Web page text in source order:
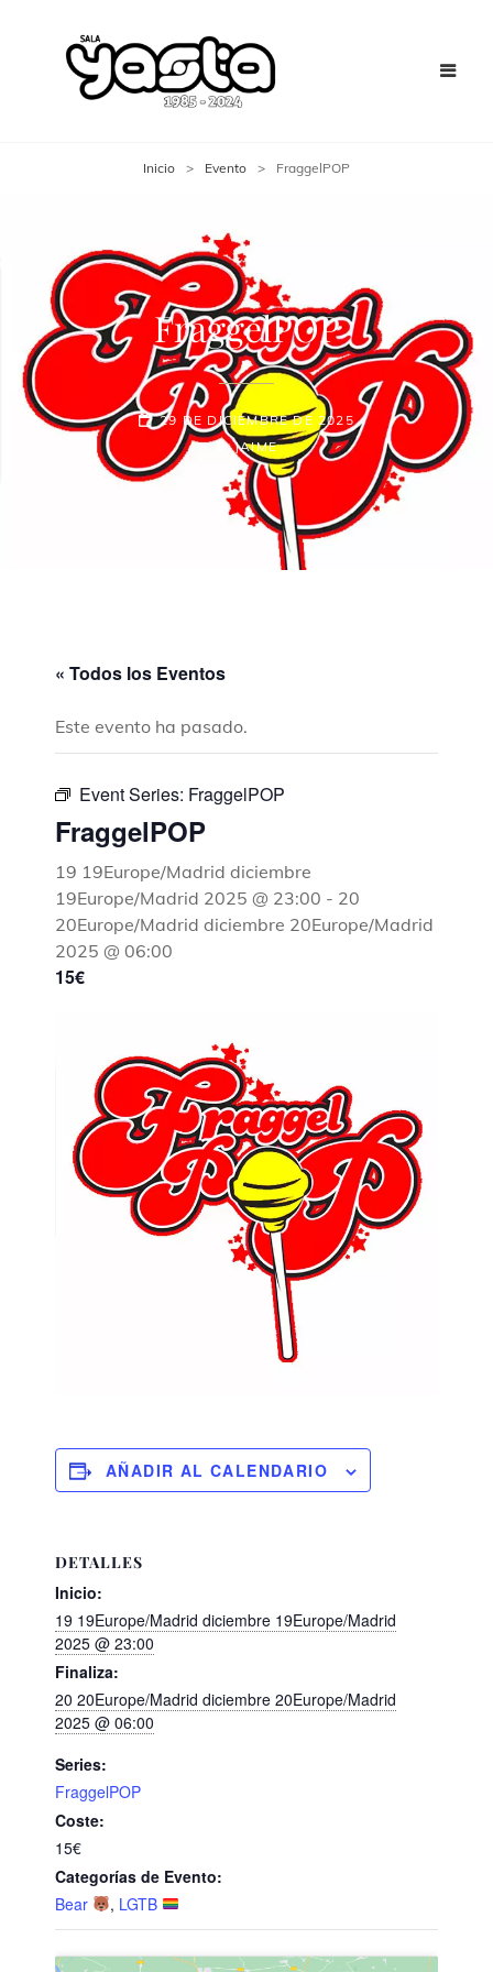
Inicio > Evento > FraggelPOP
FraggelPOP
29 DE DICIEMBRE DE 2025
JAIME
« Todos los Eventos
Este evento ha pasado.
Event Series: FraggelPOP
FraggelPOP
19 19Europe/Madrid diciembre
19Europe/Madrid 2025 @ 23:00 - 20
20Europe/Madrid diciembre 20Europe/Madrid
2025 @ 06:00
15€
AÑADIR AL CALENDARIO
DETALLES
Inicio:
19 19Europe/Madrid diciembre 19Europe/Madrid
2025 @ 23:00
Finaliza:
20 20Europe/Madrid diciembre 20Europe/Madrid
2025 @ 06:00
Series:
FraggelPOP
Coste:
15€
Categorías de Evento:
Bear
, LGTB